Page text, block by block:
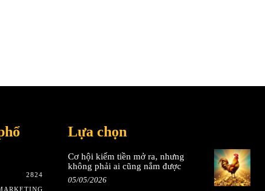
2824
Lựa chọn
Cơ hội kiếm tiền mở ra, nhưng
không phải ai cũng nắm được
05/05/2026